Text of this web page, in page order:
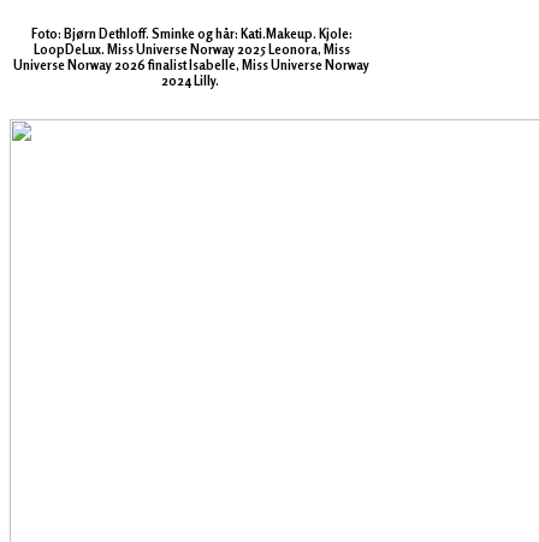
Foto: Bjørn Dethloff. Sminke og hår: Kati.Makeup. Kjole:
LoopDeLux. Miss Universe Norway 2025 Leonora, Miss
Universe Norway 2026 finalist Isabelle, Miss Universe Norway
2024 Lilly.